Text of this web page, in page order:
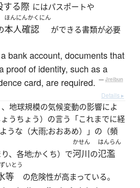
する際 にはパスポートや
ほんにんかくにん
本人確認
ができる書類が必要
bank account, documents that
proof of identity, such as a
card, are required. — Jreibun
Details ▸
、地球規模の気候変動の影響によ
うちょう）の言う「これまでに経
うな（大雨;おおあめ）」の（頻
、各地;かくち）で
かせん
河川の
はんらん
氾濫
いとう
等 の危険性が高まっている。